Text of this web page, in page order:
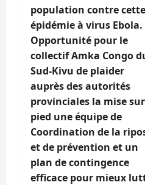
population contre cette
épidémie à virus Ebola.
Opportunité pour le
collectif Amka Congo
Sud-Kivu de plaider
auprès des autorités
provinciales la mise sur
pied une équipe de
Coordination de la
et de prévention et un
plan de contingence
efficace pour mieux